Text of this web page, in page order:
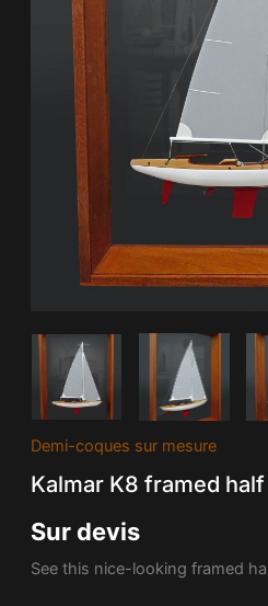
Demi-coques sur mesure
Kalmar K8 framed
Sur devis
See this nice-looking framed